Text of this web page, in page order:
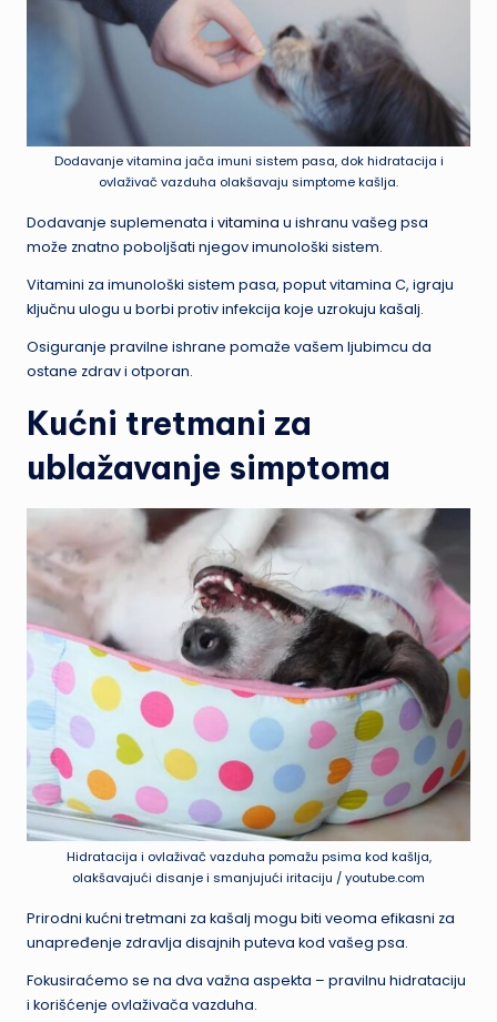
Dodavanje vitamina jača imuni sistem pasa, dok hidratacija i
ovlaživač vazduha olakšavaju simptome kašlja.
Dodavanje suplemenata i vitamina u ishranu vašeg psa
može znatno poboljšati njegov imunološki sistem.
Vitamini za imunološki sistem pasa, poput vitamina C, igraju
ključnu ulogu u borbi protiv infekcija koje uzrokuju kašalj.
Osiguranje pravilne ishrane pomaže vašem ljubimcu da
ostane zdrav i otporan.
Kućni tretmani za
ublažavanje simptoma
Hidratacija i ovlaživač vazduha pomažu psima kod kašlja,
olakšavajući disanje i smanjujući iritaciju / youtube.com
Prirodni kućni tretmani za kašalj mogu biti veoma efikasni za
unapređenje zdravlja disajnih puteva kod vašeg psa.
Fokusiraćemo se na dva važna aspekta – pravilnu hidrataciju
i korišćenje ovlaživača vazduha.